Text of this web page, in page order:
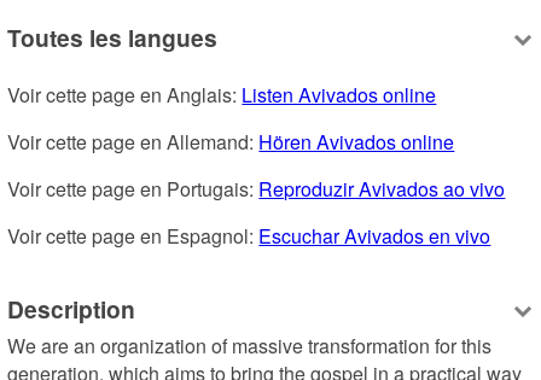
Toutes les langues
Voir cette page en Anglais: Listen Avivados online
Voir cette page en Allemand: Hören Avivados online
Voir cette page en Portugais: Reproduzir Avivados ao vivo
Voir cette page en Espagnol: Escuchar Avivados en vivo
Description
We are an organization of massive transformation for this
generation, which aims to bring the gospel in a practical way